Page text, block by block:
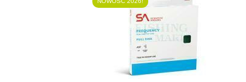
ZOBACZ PRODUKT